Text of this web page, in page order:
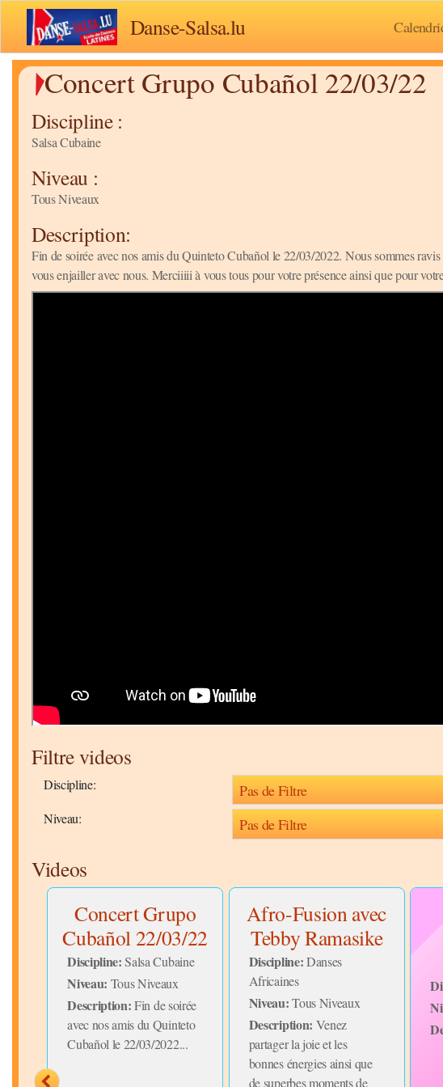
Danse-Salsa.lu
Concert Grupo Cubañol 22/03/22
Discipline :
Salsa Cubaine
Niveau :
Tous Niveaux
Description:
Fin de soirée avec nos amis du Quinteto Cubañol le 22/03/2022. Nous sommes
vous enjailler avec nous. Merciiiii à vous tous pour votre présence ainsi que pour
Filtre videos
Discipline:
Niveau:
Videos
Concert Grupo
Cubañol 22/03/22
Discipline:Salsa Cubaine
Niveau: Tous Niveaux
Description:Fin de soirée
avec nos amis du Quinteto
Cubañol le 22/03/2022...
Afro-Fusion avec
Tebby Ramasike
Discipline:Danses
Africaines
Niveau:Tous Niveaux
Description: Venez
partager la joie et les
bonnes énergies ainsi que
de superbes moments de